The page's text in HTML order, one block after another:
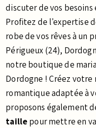
discuter de vos
Profitez de l'expertise
robe de vos rêves à un
Périgueux (24),
notre boutique de
Dordogne ! Créez
romantique adaptée à
proposons également
taille pour mettre en